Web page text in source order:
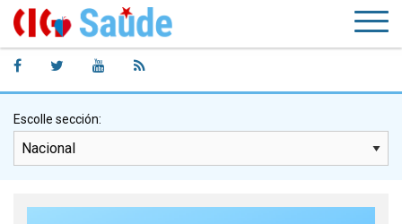
Escolle sección: